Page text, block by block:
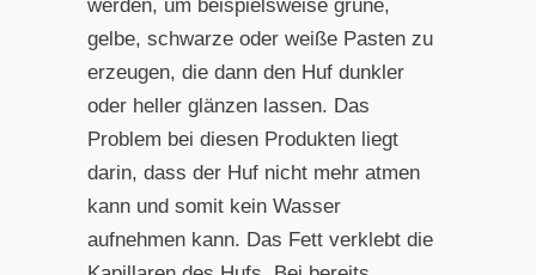
werden, um beispielsweise grüne,
gelbe, schwarze oder weiße Pasten zu
erzeugen, die dann den Huf dunkler
oder heller glänzen lassen. Das
Problem bei diesen Produkten liegt
darin, dass der Huf nicht mehr atmen
kann und somit kein Wasser
aufnehmen kann. Das Fett verklebt die